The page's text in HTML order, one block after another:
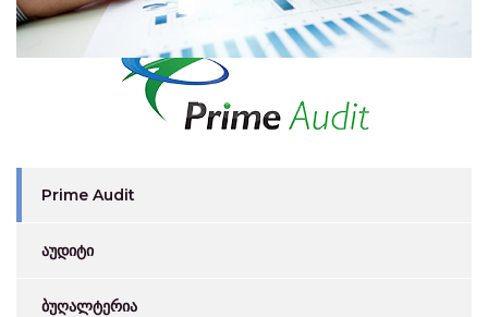
Prime Audit
აუდიტი
ბუღალტერია